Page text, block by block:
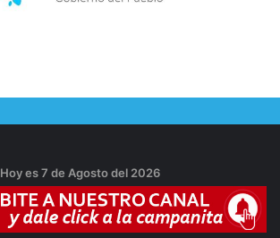
Hoy es 7 de Agosto del 2026